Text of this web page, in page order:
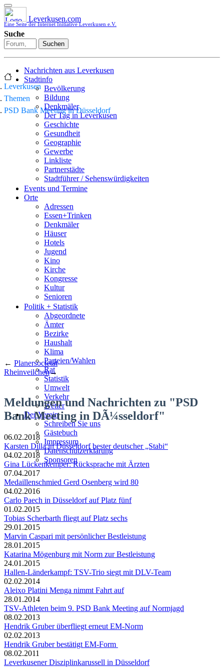
Leverkusen.com
Eine Seite der Internet Initiative Leverkusen e.V.
Suche
Suchen
Nachrichten aus Leverkusen
Stadtinfo
Bevölkerung
Bildung
Denkmäler
Der Tag in Leverkusen
Geschichte
Gesundheit
Geographie
Gewerbe
Linkliste
Partnerstädte
Stadtführer / Sehenswürdigkeiten
Stadtplan
Sport
Who is who
Wohnen
Events und Termine
Orte
Adressen
Essen+Trinken
Denkmäler
Häuser
Hotels
Jugend
Kino
Kirche
Kongresse
Kultur
Senioren
Stadtführer
Straßen
Politik + Statistik
Abgeordnete
Ämter
Bezirke
Haushalt
Klima
Parteien/Wahlen
Rat
Statistik
Umwelt
Verkehr
Wetter
Der Verein
Schreiben Sie uns
Gästebuch
Impressum
Datenschutzerklärung
Sponsoren
Leverkusen
Themen
PSD Bank Meeting in Düsseldorf
← Planersocietät
Rheinveilchen→
Meldungen und Nachrichten zu "PSD
Bank Meeting in DÃ¼sseldorf"
06.02.2018
Karsten Dilla in Düsseldorf bester deutscher „Stabi“
04.02.2018
Gina Lückenkemper: Rücksprache mit Ärzten
07.04.2017
Medaillenschmied Gerd Osenberg wird 80
04.02.2016
Carlo Paech in Düsseldorf auf Platz fünf
01.02.2015
Tobias Scherbarth fliegt auf Platz sechs
29.01.2015
Marvin Caspari mit persönlicher Bestleistung
28.01.2015
Katarina Mögenburg mit Norm zur Bestleistung
24.01.2015
Hallen-Länderkampf: TSV-Trio siegt mit DLV-Team
02.02.2014
Aleixo Platini Menga nimmt Fahrt auf
28.01.2014
TSV-Athleten beim 9. PSD Bank Meeting auf Normjagd
08.02.2013
Hendrik Gruber überfliegt erneut EM-Norm
02.02.2013
Hendrik Gruber bestätigt EM-Form​ ​
08.02.2011
Leverkusener Disziplinkarussell in Düsseldorf